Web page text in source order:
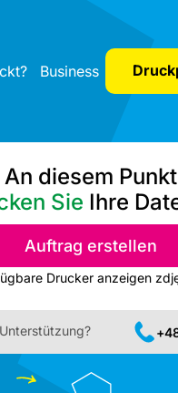
Business
An diesem Punkt
Sie Ihre
Auftrag erstellen
Nächste